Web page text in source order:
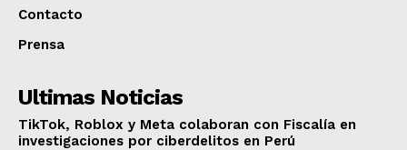
Contacto
Prensa
Ultimas Noticias
TikTok, Roblox y Meta colaboran con Fiscalía en
investigaciones por ciberdelitos en Perú